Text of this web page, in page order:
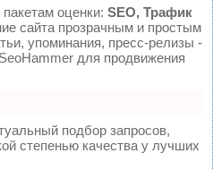
оценки: SEO, Трафик
сайта прозрачным и простым
упоминания, пресс-релизы -
для продвижения
подбор запросов,
степенью качества у лучших